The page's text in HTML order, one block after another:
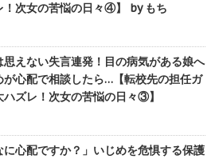
！次女の苦悩の日々④】 by もち
思えない失言連発！目の病気がある娘へ
が心配で相談したら…【転校先の担任ガ
ハズレ！次女の苦悩の日々③】
に心配ですか？」いじめを危惧する保護